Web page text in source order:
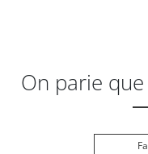
On parie